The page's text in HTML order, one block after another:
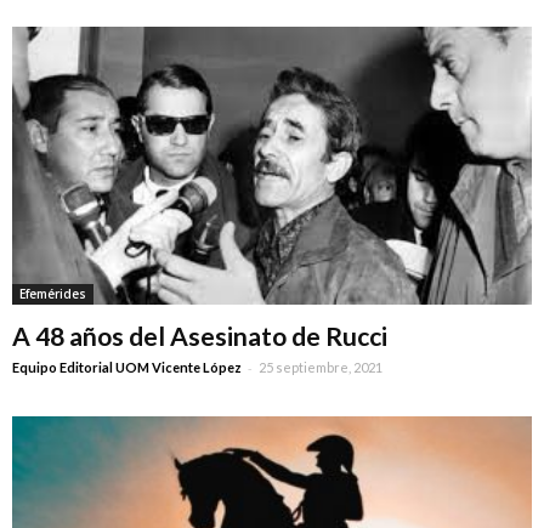
Efemérides
A 48 años del Asesinato de Rucci
Equipo Editorial UOM Vicente López - 25 septiembre, 2021